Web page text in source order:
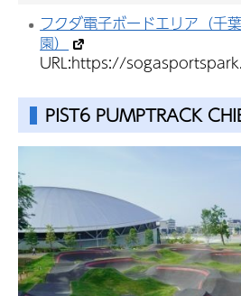
フクダ電子ボードエリア（千
園）
URL:https://
PIST6 PUMPTRACK